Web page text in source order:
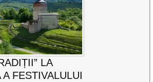
LA
FESTIVALULUI